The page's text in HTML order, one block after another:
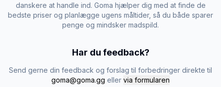
danskere at handle ind. Goma hjælper dig med at finde de
bedste priser og planlægge ugens måltider, så du både sparer
penge og mindsker madspild.
Har du feedback?
Send gerne din feedback og forslag til forbedringer direkte til
goma@goma.gg eller via formularen